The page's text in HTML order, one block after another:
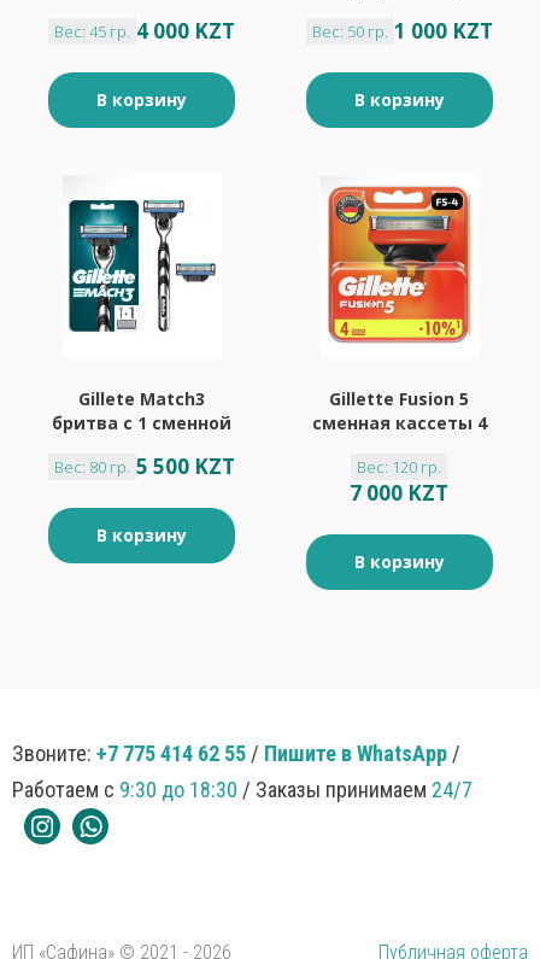
Вес: 45 гр. 4 000 KZT
В корзину
3 шт
Вес: 50 гр. 1 000 KZT
В корзину
Gillete Match3
бритва с 1 сменной
Вес: 80 гр. 5 500 KZT
В корзину
Gillette Fusion 5
сменная кассеты 4
Вес: 120 гр.
7 000 KZT
В корзину
Звоните: +7 775 414 62 55 / Пишите в WhatsApp /
Работаем с 9:30 до 18:30 / Заказы принимаем 24/7
ИП «Сафина» © 2021 - 2026 Публичная оферта